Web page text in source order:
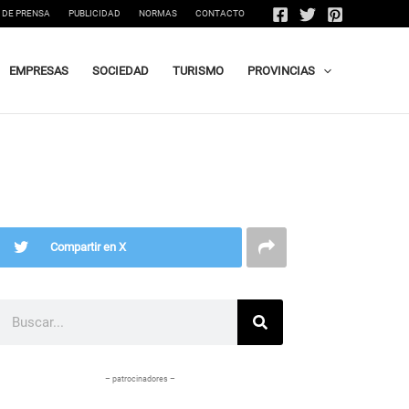
PRENSA PUBLICIDAD NORMAS CONTACTO
EMPRESAS SOCIEDAD TURISMO PROVINCIAS
Compartir en X
– patrocinadores –